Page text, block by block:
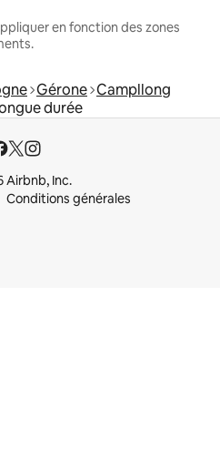
en fonction des zones
Gérone Campllong
durée
Airbnb, Inc.
Conditions générales